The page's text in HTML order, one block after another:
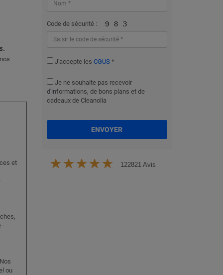
et
ou
Code de sécurité :
J'accepte les CGUS *
Je ne souhaite pas recevoir
d'informations, de bons plans et de
cadeaux de Cleanolia
ENVOYER
122821 Avis